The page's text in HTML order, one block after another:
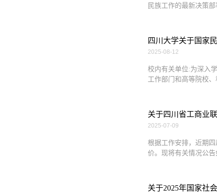
民族工作的最新决策
四川大学关于国家
2025-08-12
校内有关单位:为深入
工作部门和高等院校
关于四川省工商业
2025-07-09
根据工作安排，近期
价。现将有关情况公
关于2025年国家社